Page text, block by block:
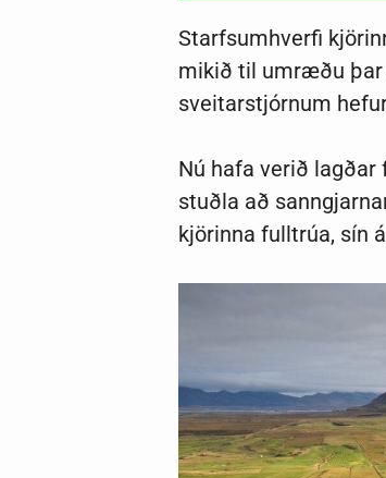
Starfsumhverfi
mikið til umræðu þar
sveitarstjórnum
Nú hafa verið lagðar
stuðla að
kjörinna fulltrúa, sín